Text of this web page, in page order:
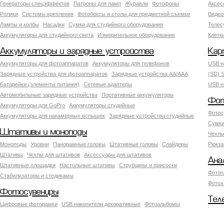
Генераторы спецэффектов
Патроны для ламп Журавли
Фотофоны
Ролики
Системы крепления
Фотобоксы и столы для предметной съемки
Лампы и колбы
Насадки
Сумки для студийного оборудования
Аккумуляторы для студийного света
Измерительное оборудование
Аккумуляторы и зарядные устройства
Аккумуляторы для фотоаппаратов
Аккумуляторы для телефонов
Зарядные устройства для фотоаппаратов
Зарядные устройства AA/AAA
Батарейки (элементы питания)
Сетевые адаптеры
Автомобильные зарядные устройства
Портативные аккумуляторы
Аккумуляторы для GoPro
Аккумуляторы студийные
Аккумуляторы для накамерных вспышек
Зарядные устройства студийные
USB
(SD)
USB
Штативы и моноподы
Моноподы Уровни Панорамные головы Штативные головы
Слайдеры
Штативы
Чехлы для штативов
Аксессуары для штативов
Штативные площадки
Настольные штативы
Струбцины и присоски
Стабилизаторы и стедикамы
Фотосувениры
Цифровые фоторамки USB накопители декоративные
Фотоальбомы